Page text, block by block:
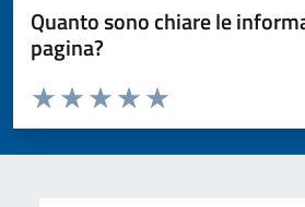
Quanto sono chiare le
pagina?
Valuta da 1 a 5 stelle la pagina
Valuta 5 stelle su 5
Valuta 4 stelle su 5
Valuta 3 stelle su 5
Valuta 2 stelle su 5
Valuta 1 stelle su 5